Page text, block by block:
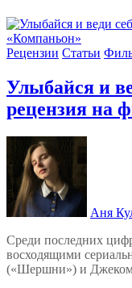
Рецензии Статьи
Улыбайся и
рецензия на
Аня
Среди последних
восходящими
(«Шершни») и